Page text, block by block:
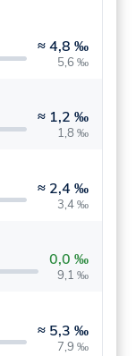
≈4,8 ‰
5,6 ‰
≈ 1,2 ‰
1,8 ‰
≈ 2,4 ‰
3,4 ‰
0,0 ‰
9,1 ‰
≈ 5,3 ‰
7,9 ‰